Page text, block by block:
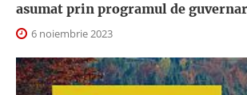
asumat prin programul de
6 noiembrie 2023